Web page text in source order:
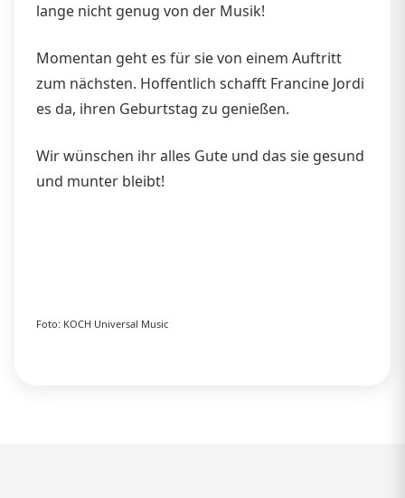
lange nicht genug von der Musik!
Momentan geht es für sie von einem Auftritt
zum nächsten. Hoffentlich schafft Francine Jordi
es da, ihren Geburtstag zu genießen.
Wir wünschen ihr alles Gute und das sie gesund
und munter bleibt!
Foto: KOCH Universal Music